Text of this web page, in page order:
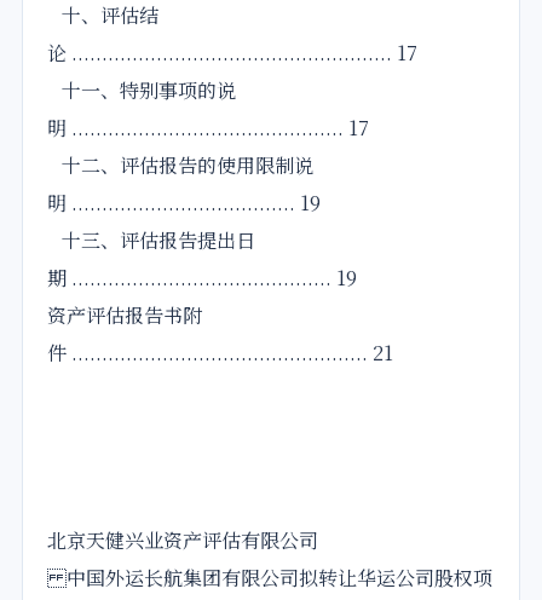
十、评估结
论 ..................................................... 17
十一、特别事项的说
明 ............................................. 17
十二、评估报告的使用限制说
明 ..................................... 19
十三、评估报告提出日
期 ........................................... 19
资产评估报告书附
件 ................................................. 21
北京天健兴业资产评估有限公司
中国外运长航集团有限公司拟转让华运公司股权项